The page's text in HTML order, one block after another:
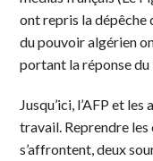
ont repris la dépêche
du pouvoir algérien
portant la réponse
Jusqu’ici, l’AFP et
travail. Reprendre
s’affrontent, deux